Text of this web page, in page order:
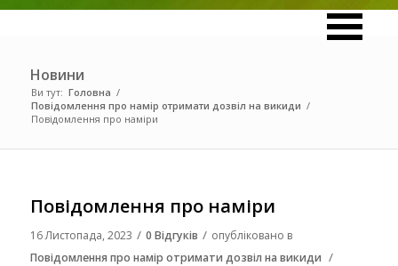
Новини
Ви тут: Головна /
Повідомлення про намір отримати дозвіл на викиди /
Повідомлення про наміри
Повідомлення про наміри
16 Листопада, 2023 / 0 Відгуків / опубліковано в
Повідомлення про намір отримати дозвіл на викиди /